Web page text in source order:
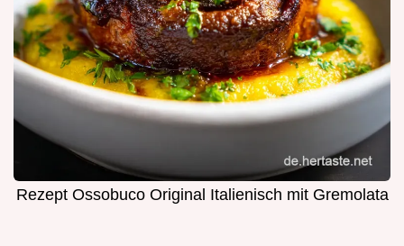
Rezept Ossobuco Original Italienisch mit Gremolata